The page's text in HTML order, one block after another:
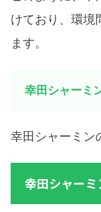
けており、環境
ます。
幸田シャーミ
幸田シャーミン
幸田シャーミ